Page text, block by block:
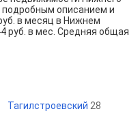
подробным описанием и
в месяц в Нижнем
руб. в мес. Средняя общая
Тагилстроевский 28